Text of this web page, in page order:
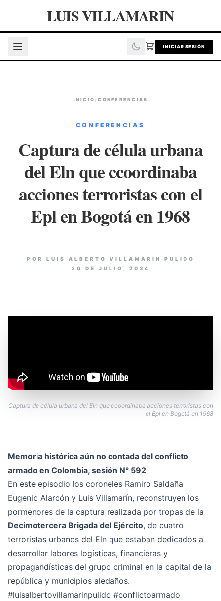
LUIS VILLAMARIN
INICIAR SESIÓN
INICIO /CONFERENCIAS
CONFERENCIAS
Captura de célula urbana
del Eln que ccoordinaba
acciones terroristas con el
Epl en Bogotá en 1968
POR LUIS ALBERTO VILLAMARIN PULIDO
30 DE JULIO, 2024
Captura de célula urbana del Eln que ccoordinaba acciones terroristas con
el Epl en Bogotá en 1968
Memoria histórica aún no contada del conflicto
armado en Colombia, sesión N° 592
En este episodio los coroneles Ramiro Saldaña,
Eugenio Alarcón y Luis Villamarín, reconstruyen los
pormenores de la captura realizada por tropas de la
Decimotercera Brigada del Ejército, de cuatro
terroristas urbanos del Eln que estaban dedicados a
desarrollar labores logísticas, financieras y
propagandísticas del grupo criminal en la capital de la
república y municipios aledaños.
#luisalbertovillamarinpulido #conflictoarmado